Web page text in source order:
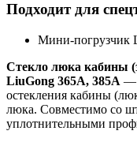
Подходит для
Мини-погрузчик
Стекло люка кабины
LiuGong 365A, 385A —
остекления кабины
люка. Совместимо со
уплотнительными